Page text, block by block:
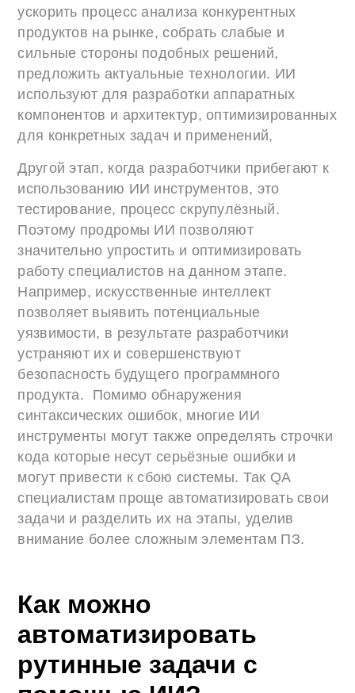
ускорить процесс анализа конкурентных
продуктов на рынке, собрать слабые и
сильные стороны подобных решений,
предложить актуальные технологии. ИИ
используют для разработки аппаратных
компонентов и архитектур, оптимизированных
для конкретных задач и применений,
Другой этап, когда разработчики прибегают к
использованию ИИ инструментов, это
тестирование, процесс скрупулёзный.
Поэтому продромы ИИ позволяют
значительно упростить и оптимизировать
работу специалистов на данном этапе.
Например, искусственные интеллект
позволяет выявить потенциальные
уязвимости, в результате разработчики
устраняют их и совершенствуют
безопасность будущего программного
продукта. Помимо обнаружения
синтаксических ошибок, многие ИИ
инструменты могут также определять строчки
кода которые несут серьёзные ошибки и
могут привести к сбою системы. Так QA
специалистам проще автоматизировать свои
задачи и разделить их на этапы, уделив
внимание более сложным элементам ПЗ.
Как можно
автоматизировать
рутинные задачи с